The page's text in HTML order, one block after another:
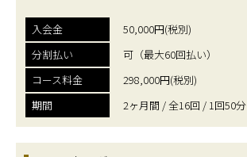
入会金
50,000円(税別)
分割払い
可（最大60回払い）
コース料金
298,000円(税別)
期間
2ヶ月間 / 全16回 / 1回50分